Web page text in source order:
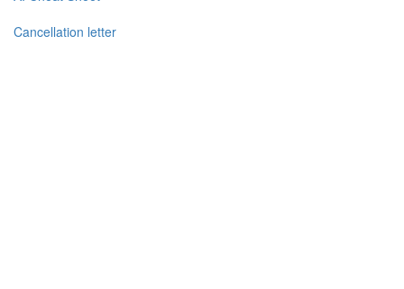
Cancellation letter